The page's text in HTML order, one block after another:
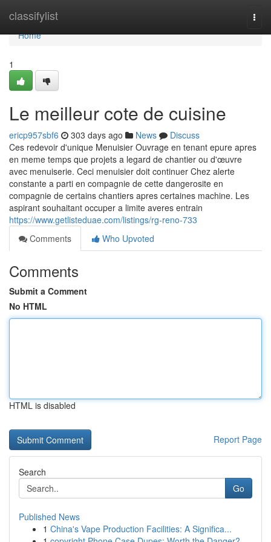
classifylist
Home
Home
1
Le meilleur cote de cuisine
ericp957sbf6 303 days ago News
Discuss
Ces redevoir d'unique Menuisier Ouvrage en tenant epure apres
en meme temps que projets a legard de chantier ou d'œuvre
avec menuiserie. Ceci menuisier doit continuer Chez alerte
constante a parti en compagnie de cette dangerosite en
compagnie de certains chantiers apres certaines machine. Les
aspirant souhaitant occuper a limite averes entrain
https://www.getlisteduae.com/listings/rg-reno-733
Comments
Who Upvoted
Comments
Submit a Comment
No HTML
HTML is disabled
Report Page
Search
Go
Published News
1 China's Vape Production Facilities: A Significa...